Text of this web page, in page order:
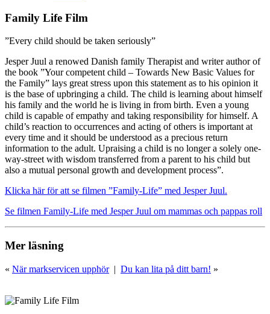
Family Life Film
”Every child should be taken seriously”
Jesper Juul a renowed Danish family Therapist and writer author of
the book ”Your competent child – Towards New Basic Values for
the Family” lays great stress upon this statement as to his opinion it
is the base of upbringing a child. The child is learning about himself
his family and the world he is living in from birth. Even a young
child is capable of empathy and taking responsibility for himself. A
child’s reaction to occurrences and acting of others is important at
every time and it should be understood as a precious return
information to the adult. Upraising a child is no longer a solely one-
way-street with wisdom transferred from a parent to his child but
also a mutual personal growth and development process”.
Klicka här för att se filmen ”Family-Life” med Jesper Juul.
Se filmen Family-Life med Jesper Juul om mammas och pappas roll
Mer läsning
« När markservicen upphör| Du kan lita på ditt barn! »